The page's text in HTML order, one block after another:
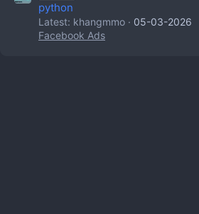
python
Latest: khangmmo
05-03-2026
Facebook Ads